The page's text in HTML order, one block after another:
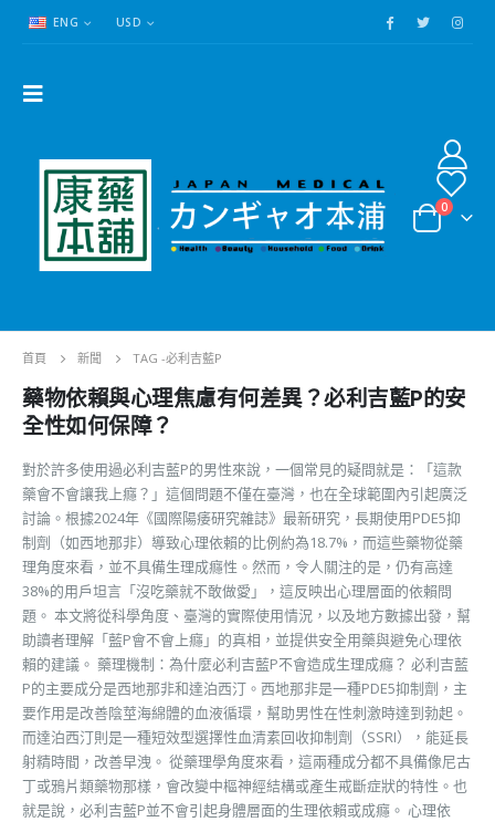
ENG USD
0
首頁 新聞 TAG -必利吉藍P
藥物依賴與心理焦慮有何差異？必利吉藍P的安
全性如何保障？
對於許多使用過必利吉藍P的男性來說，一個常見的疑問就是：「這款
藥會不會讓我上癮？」這個問題不僅在臺灣，也在全球範圍內引起廣泛
討論。根據2024年《國際陽痿研究雜誌》最新研究，長期使用PDE5抑
制劑（如西地那非）導致心理依賴的比例約為18.7%，而這些藥物從藥
理角度來看，並不具備生理成癮性。然而，令人關注的是，仍有高達
38%的用戶坦言「沒吃藥就不敢做愛」，這反映出心理層面的依賴問
題。 本文將從科學角度、臺灣的實際使用情況，以及地方數據出發，幫
助讀者理解「藍P會不會上癮」的真相，並提供安全用藥與避免心理依
賴的建議。 藥理機制：為什麼必利吉藍P不會造成生理成癮？ 必利吉藍
P的主要成分是西地那非和達泊西汀。西地那非是一種PDE5抑制劑，主
要作用是改善陰莖海綿體的血液循環，幫助男性在性刺激時達到勃起。
而達泊西汀則是一種短效型選擇性血清素回收抑制劑（SSRI），能延長
射精時間，改善早洩。 從藥理學角度來看，這兩種成分都不具備像尼古
丁或鴉片類藥物那樣，會改變中樞神經結構或產生戒斷症狀的特性。也
就是說，必利吉藍P並不會引起身體層面的生理依賴或成癮。 心理依